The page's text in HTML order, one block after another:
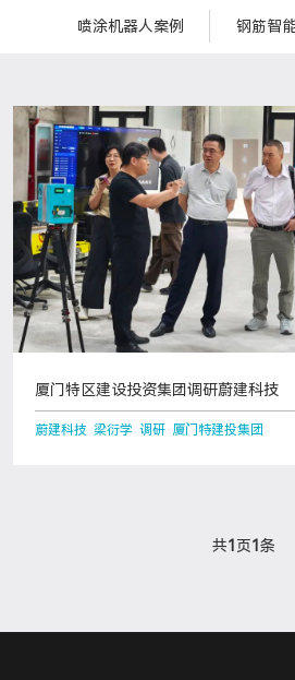
喷涂机器人案例 钢筋智
厦门特区建设投资集团调研蔚建科技
蔚建科技 梁衍学 调研 厦门特建投集团
共1页1条